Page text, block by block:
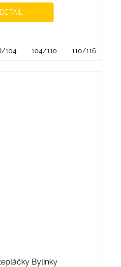
DETAIL
104 104/110 110/116
Bylinky